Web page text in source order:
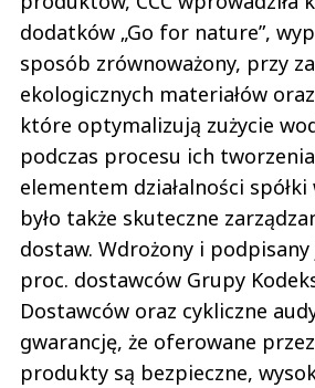
dodatków „Go for nature”,
sposób zrównoważony, przy
ekologicznych materiałów
które optymalizują zużycie
podczas procesu ich
elementem działalności
było także skuteczne
dostaw. Wdrożony i podpisany
proc. dostawców Grupy
Dostawców oraz cykliczne
gwarancję, że oferowane
produkty są bezpieczne,